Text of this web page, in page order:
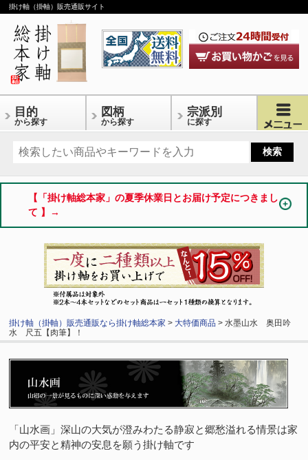
掛け軸（掛軸）販売通販サイト
目的
から探す
図柄
から探す
宗派別
に探す
【「掛け軸総本家」の夏季休業日とお届け予定につきまし
て 】→
掛け軸（掛軸）販売通販なら掛け軸総本家 > 大特価商品 > 水墨山水 奥田吟
水 尺五【肉筆】！
「山水画」深山の大気が澄みわたる静寂と郷愁溢れる情景は家
内の平安と精神の安息を願う掛け軸です